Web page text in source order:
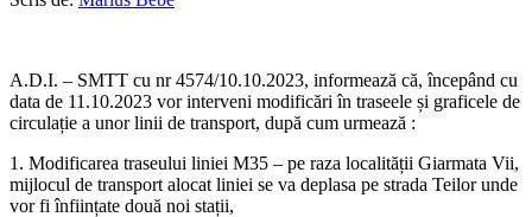
A.D.I. – SMTT cu nr 4574/10.10.2023, informează că, începând cu
data de 11.10.2023 vor interveni modificări în traseele și graficele de
circulație a unor linii de transport, după cum urmează :
1. Modificarea traseului liniei M35 – pe raza localității Giarmata Vii,
mijlocul de transport alocat liniei se va deplasa pe strada Teilor unde
vor fi înființate două noi stații,